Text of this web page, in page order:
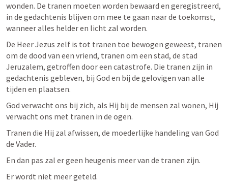
wonden. De tranen moeten worden bewaard en geregistreerd,
in de gedachtenis blijven om mee te gaan naar de toekomst,
wanneer alles helder en licht zal worden.
De Heer Jezus zelf is tot tranen toe bewogen geweest, tranen
om de dood van een vriend, tranen om een stad, de stad
Jeruzalem, getroffen door een catastrofe. Die tranen zijn in
gedachtenis gebleven, bij God en bij de gelovigen van alle
tijden en plaatsen.
God verwacht ons bij zich, als Hij bij de mensen zal wonen, Hij
verwacht ons met tranen in de ogen.
Tranen die Hij zal afwissen, de moederlijke handeling van God
de Vader.
En dan pas zal er geen heugenis meer van de tranen zijn.
Er wordt niet meer geteld.